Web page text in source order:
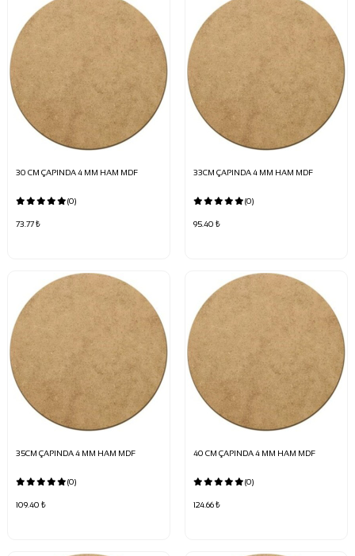
30 CM ÇAPINDA 4 MM HAM MDF
(0)
73.77 ₺
33CM ÇAPINDA 4 MM HAM MDF
(0)
95.40 ₺
35CM ÇAPINDA 4 MM HAM MDF
(0)
109.40 ₺
40 CM ÇAPINDA 4 MM HAM MDF
(0)
124.66 ₺